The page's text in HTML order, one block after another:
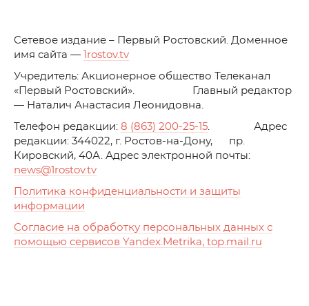
Cетевое издание – Первый Ростовский. Доменное
имя сайта —
1rostov.tv
Учредитель: Акционерное общество Телеканал
«Первый Ростовский». Главный редактор
— Наталич Анастасия Леонидовна.
Телефон редакции: 8 (863) 200-25-15. Адрес
редакции: 344022, г. Ростов-на-Дону, пр.
Кировский, 40А. Адрес электронной почты:
news@1rostov.tv
Политика конфиденциальности и защиты
информации
Согласие на обработку персональных данных с
помощью сервисов Yandex.Metrika, top.mail.ru